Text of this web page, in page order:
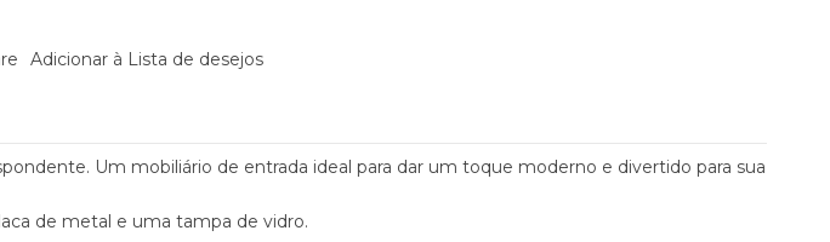
Adicionar à Lista de desejos
Um mobiliário de entrada ideal para dar um toque moderno e divertido para sua
de metal e uma tampa de vidro.